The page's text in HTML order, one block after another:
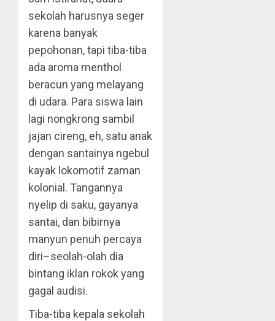
sekolah harusnya seger
karena banyak
pepohonan, tapi tiba-tiba
ada aroma menthol
beracun yang melayang
di udara. Para siswa lain
lagi nongkrong sambil
jajan cireng, eh, satu anak
dengan santainya ngebul
kayak lokomotif zaman
kolonial. Tangannya
nyelip di saku, gayanya
santai, dan bibirnya
manyun penuh percaya
diri–seolah-olah dia
bintang iklan rokok yang
gagal audisi.
Tiba-tiba kepala sekolah